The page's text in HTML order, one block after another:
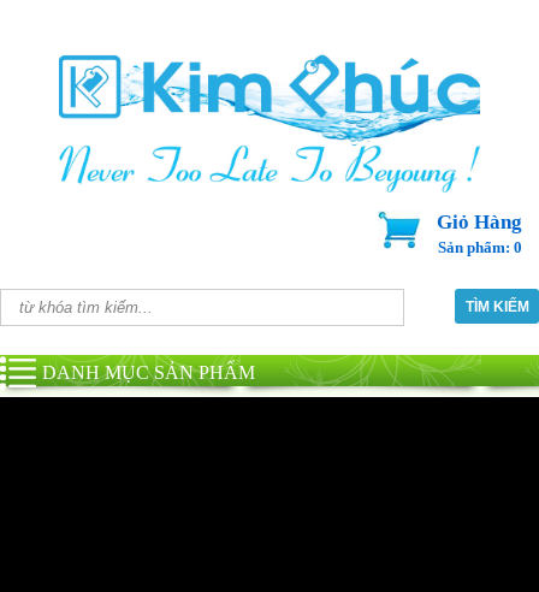
Giỏ Hàng
Sản phẩm: 0
DANH MỤC SẢN PHẨM